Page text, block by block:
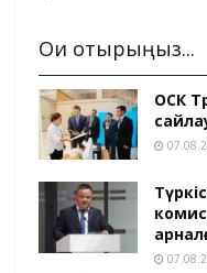
Оқи отырыңыз...
ОСК